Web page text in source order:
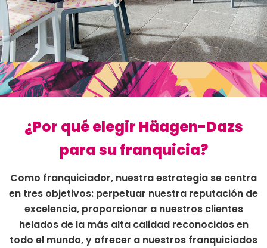
¿Por qué elegir Häagen-Dazs
para su franquicia?
Como franquiciador, nuestra estrategia se centra
en tres objetivos: perpetuar nuestra reputación de
excelencia, proporcionar a nuestros clientes
helados de la más alta calidad reconocidos en
todo el mundo, y ofrecer a nuestros franquiciados